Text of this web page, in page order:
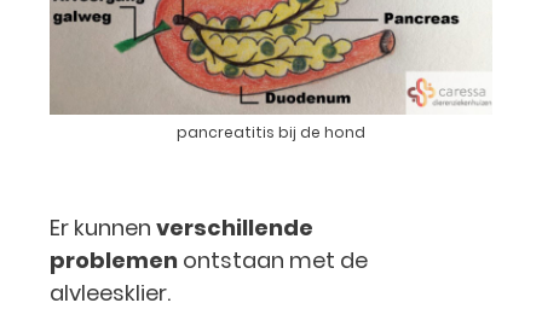
pancreatitis bij de hond
Er kunnen verschillende
problemen ontstaan met de
alvleesklier.